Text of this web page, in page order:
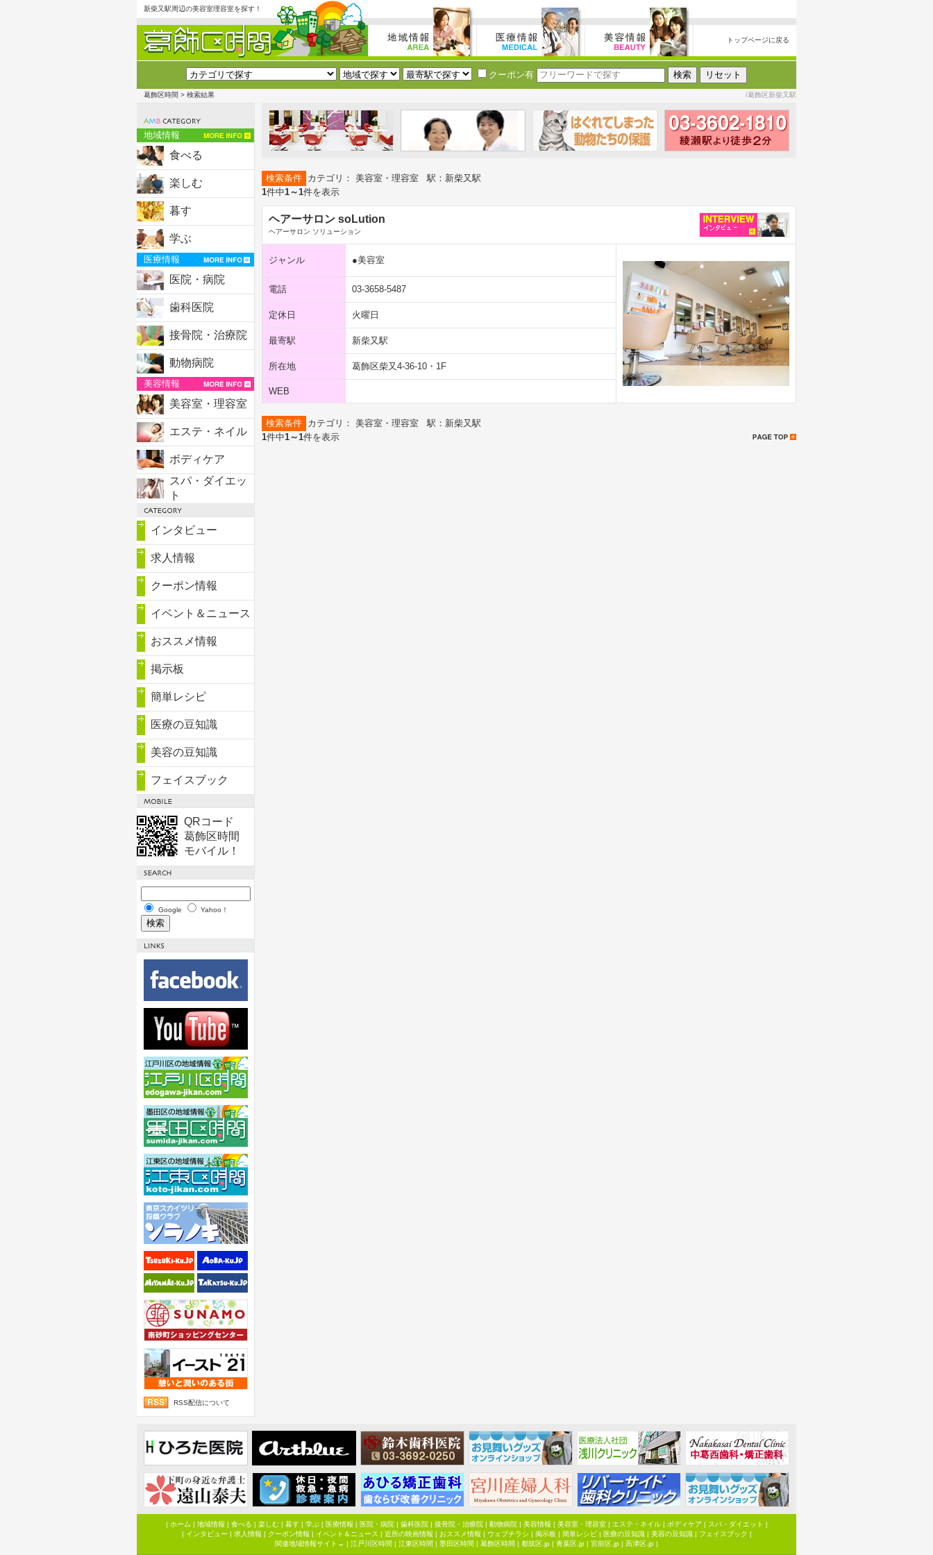
新柴又駅周辺の美容室理容室を探す！
トップページに戻る
クーポン有
葛飾区時間 > 検索結果 /葛飾区新柴又駅
地域情報
食べる
楽しむ
暮す
学ぶ
医療情報
医院・病院
歯科医院
接骨院・治療院
動物病院
美容情報
美容室・理容室
エステ・ネイル
ボディケア
スパ・ダイエッ
ト
インタビュー
求人情報
クーポン情報
イベント＆ニュース
おススメ情報
掲示板
簡単レシピ
医療の豆知識
美容の豆知識
フェイスブック
QRコード
葛飾区時間
モバイル！
Google Yahoo！
RSS配信について
検索条件 カテゴリ： 美容室・理容室 駅：新柴又駅
1件中1～1件を表示
ヘアーサロン soLution
ヘアーサロン ソリューション
ジャンル ●美容室
電話 03-3658-5487
定休日 火曜日
最寄駅 新柴又駅
所在地 葛飾区柴又4-36-10・1F
WEB
検索条件 カテゴリ： 美容室・理容室 駅：新柴又駅
1件中1～1件を表示
| ホーム | 地域情報 | 食べる | 楽しむ| 暮す| 学ぶ| 医療情報 | 医院・病院| 歯科医院| 接骨院・治療院| 動物病院| 美容情報 | 美容室・理容室| エステ・ネイル| ボディケア | スパ・ダイエット |
| インタビュー | 求人情報 | クーポン情報 | イベント＆ニュース | 近所の映画情報 | おススメ情報 | ウェブチラシ | 掲示板 | 簡単レシピ| 医療の豆知識| 美容の豆知識| フェイスブック |
関連地域情報サイト→ | 江戸川区時間 | 江東区時間 | 墨田区時間 | 葛飾区時間 | 都筑区.jp | 青葉区.jp | 宮前区.jp | 高津区.jp |